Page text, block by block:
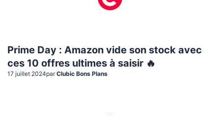
Prime Day : Amazon vide son stock avec
ces 10 offres ultimes à saisir 🔥
17 juillet 2024par Clubic Bons Plans